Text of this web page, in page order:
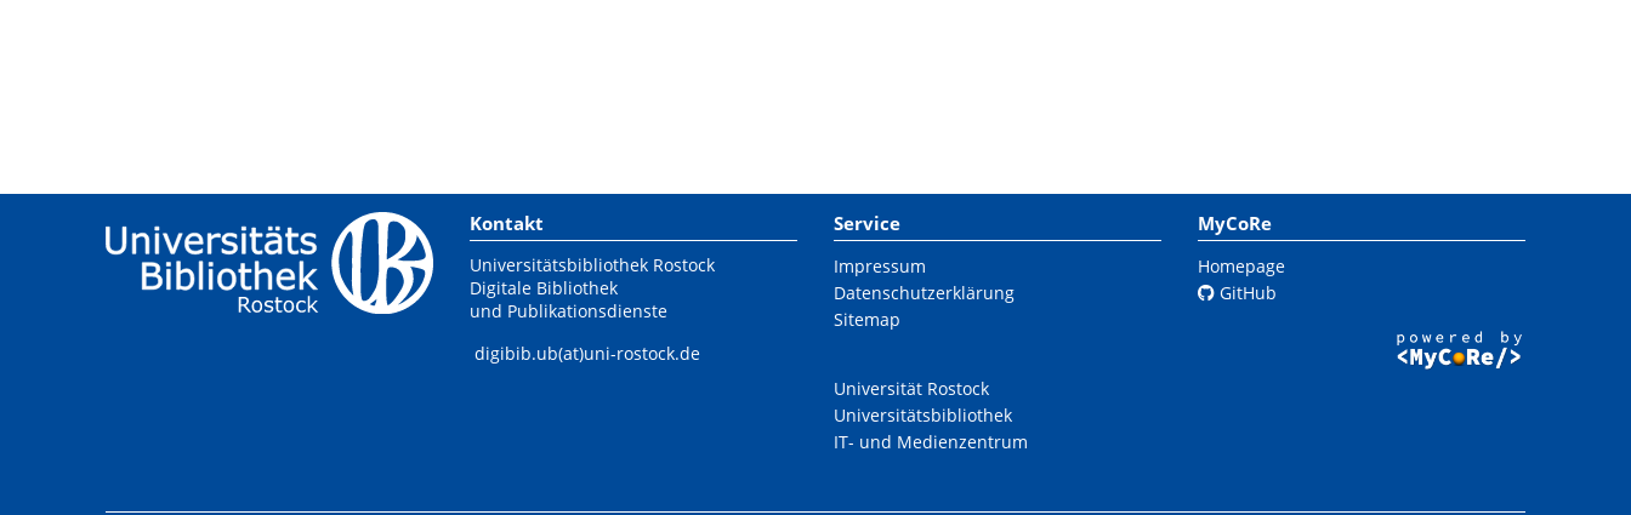
Kontakt
Universitätsbibliothek Rostock
Digitale Bibliothek
und Publikationsdienste
digibib.ub(at)uni-rostock.de
Service
Impressum
Datenschutzerklärung
Sitemap
Universität Rostock
Universitätsbibliothek
IT- und Medienzentrum
MyCoRe
Homepage
GitHub